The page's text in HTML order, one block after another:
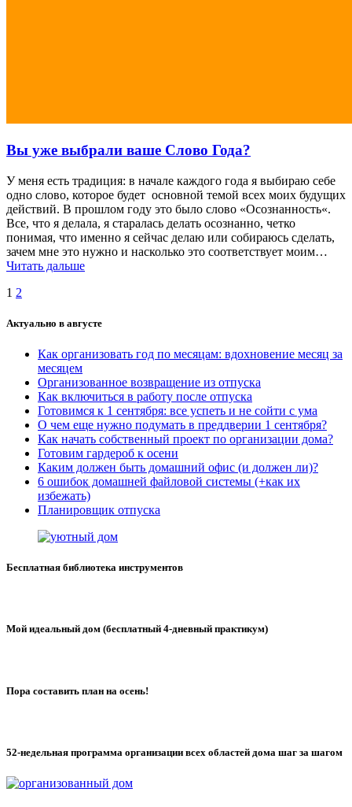
Вы уже выбрали ваше Слово Года?
У меня есть традиция: в начале каждого года я выбираю себе
одно слово, которое будет основной темой всех моих будущих
действий. В прошлом году это было слово «Осознанность«.
Все, что я делала, я старалась делать осознанно, четко
понимая, что именно я сейчас делаю или собираюсь сделать,
зачем мне это нужно и насколько это соответствует моим…
Читать дальше
Навигация
по
Страница
1 Страница
2
Актуально в августе
Как организовать год по месяцам: вдохновение месяц за
месяцем
Организованное возвращение из отпуска
Как включиться в работу после отпуска
Готовимся к 1 сентября: все успеть и не сойти с ума
О чем еще нужно подумать в преддверии 1 сентября?
Как начать собственный проект по организации дома?
Готовим гардероб к осени
Каким должен быть домашний офис (и должен ли)?
6 ошибок домашней файловой системы (+как их
избежать)
Планировщик отпуска
Бесплатная библиотека инструментов
Мой идеальный дом (бесплатный 4-дневный практикум)
Пора составить план на осень!
52-недельная программа организации всех областей дома шаг за шагом